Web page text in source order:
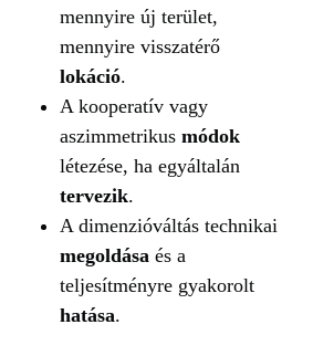
mennyire új terület,
mennyire visszatérő
lokáció.
A kooperatív vagy
aszimmetrikus módok
létezése, ha egyáltalán
tervezik.
A dimenzióváltás technikai
megoldása és a
teljesítményre gyakorolt
hatása.